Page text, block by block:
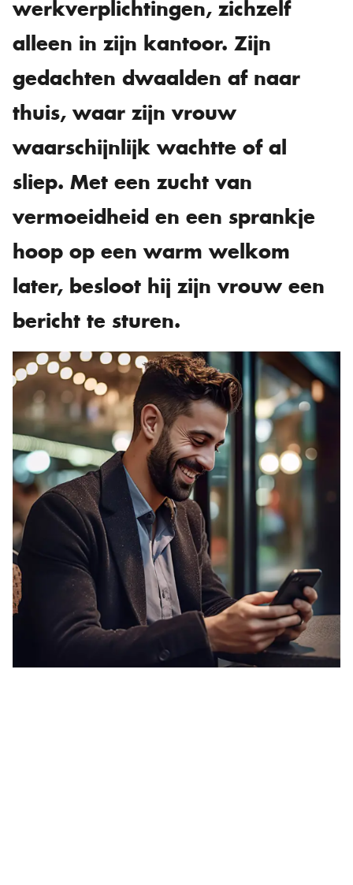
werkverplichtingen, zichzelf
alleen in zijn kantoor. Zijn
gedachten dwaalden af naar
thuis, waar zijn vrouw
waarschijnlijk wachtte of al
sliep. Met een zucht van
vermoeidheid en een sprankje
hoop op een warm welkom
later, besloot hij zijn vrouw een
bericht te sturen.